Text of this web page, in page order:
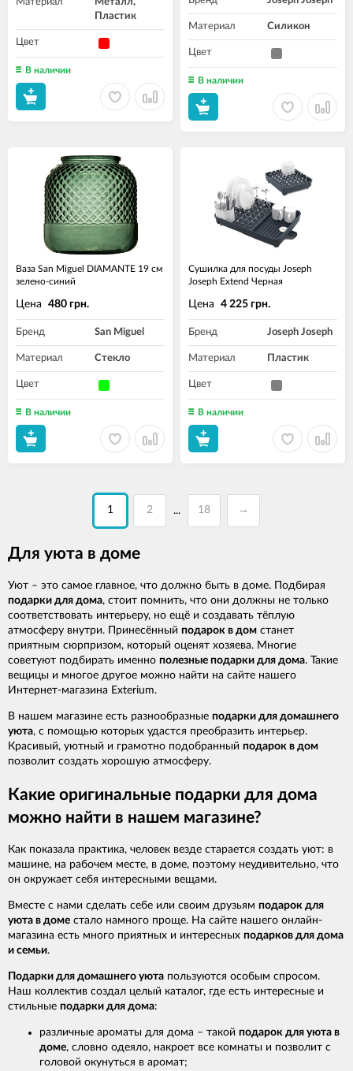
Пластик
Цвет
В наличии
Материал Силикон
Цвет
В наличии
Ваза San Miguel DIAMANTE 19 см
зелено-синий
Цена 480 грн.
Бренд San Miguel
Материал Стекло
Цвет
В наличии
Сушилка для посуды Joseph
Joseph Extend Черная
Цена 4 225 грн.
Бренд Joseph Joseph
Материал Пластик
Цвет
В наличии
1 2 ... 18 →
Для уюта в доме
Уют – это самое главное, что должно быть в доме. Подбирая
подарки для дома, стоит помнить, что они должны не только
соответствовать интерьеру, но ещё и создавать тёплую
атмосферу внутри. Принесённый подарок в дом станет
приятным сюрпризом, который оценят хозяева. Многие
советуют подбирать именно полезные подарки для дома. Такие
вещицы и многое другое можно найти на сайте нашего
Интернет-магазина Exterium.
В нашем магазине есть разнообразные подарки для домашнего
уюта, с помощью которых удастся преобразить интерьер.
Красивый, уютный и грамотно подобранный подарок в дом
позволит создать хорошую атмосферу.
Какие оригинальные подарки для дома
можно найти в нашем магазине?
Как показала практика, человек везде старается создать уют: в
машине, на рабочем месте, в доме, поэтому неудивительно, что
он окружает себя интересными вещами.
Вместе с нами сделать себе или своим друзьям подарок для
уюта в доме стало намного проще. На сайте нашего онлайн-
магазина есть много приятных и интересных подарков для дома
и семьи.
Подарки для домашнего уюта пользуются особым спросом.
Наш коллектив создал целый каталог, где есть интересные и
стильные подарки для дома:
различные ароматы для дома – такой подарок для уюта в
доме, словно одеяло, накроет все комнаты и позволит с
головой окунуться в аромат;